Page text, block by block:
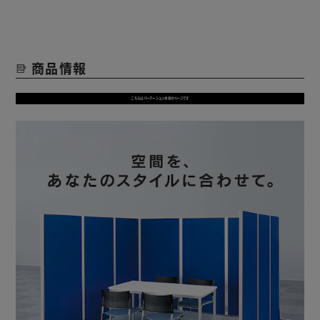
商品情報
こちらはパーテーション本体のページです